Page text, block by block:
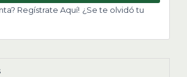
Regístrate Aquí! ¿Se te olvidó tu